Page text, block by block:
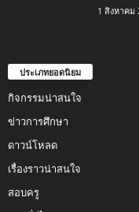
1 สิงหาคม
ประเภทยอดนิยม
กิจกรรมน่าสนใจ
ข่าวการศึกษา
ดาวน์โหลด
เรื่องราวน่าสนใจ
สอบครู